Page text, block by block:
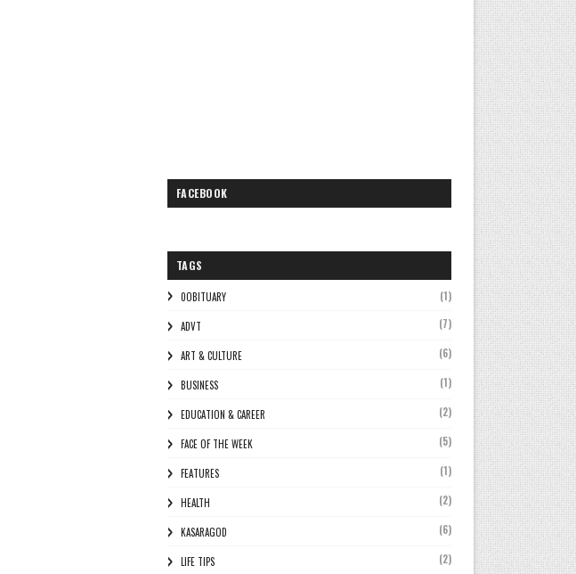
FACEBOOK
TAGS
0OBITUARY (1)
ADVT (7)
ART & CULTURE (6)
BUSINESS (1)
EDUCATION & CAREER (2)
FACE OF THE WEEK (5)
FEATURES (1)
HEALTH (2)
KASARAGOD (6)
LIFE TIPS (2)